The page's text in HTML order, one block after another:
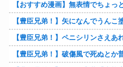
【おすすめ漫画】無表情でちょっ
【豊臣兄弟！】矢になんでうんこ
【豊臣兄弟！】ペニシリンさえあれ
【豊臣兄弟！】破傷風で死ぬとか